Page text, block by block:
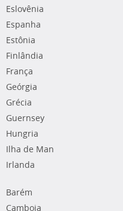
Eslovênia
Espanha
Estônia
Finlândia
França
Geórgia
Grécia
Guernsey
Hungria
Ilha de Man
Irlanda
Barém
Camboja